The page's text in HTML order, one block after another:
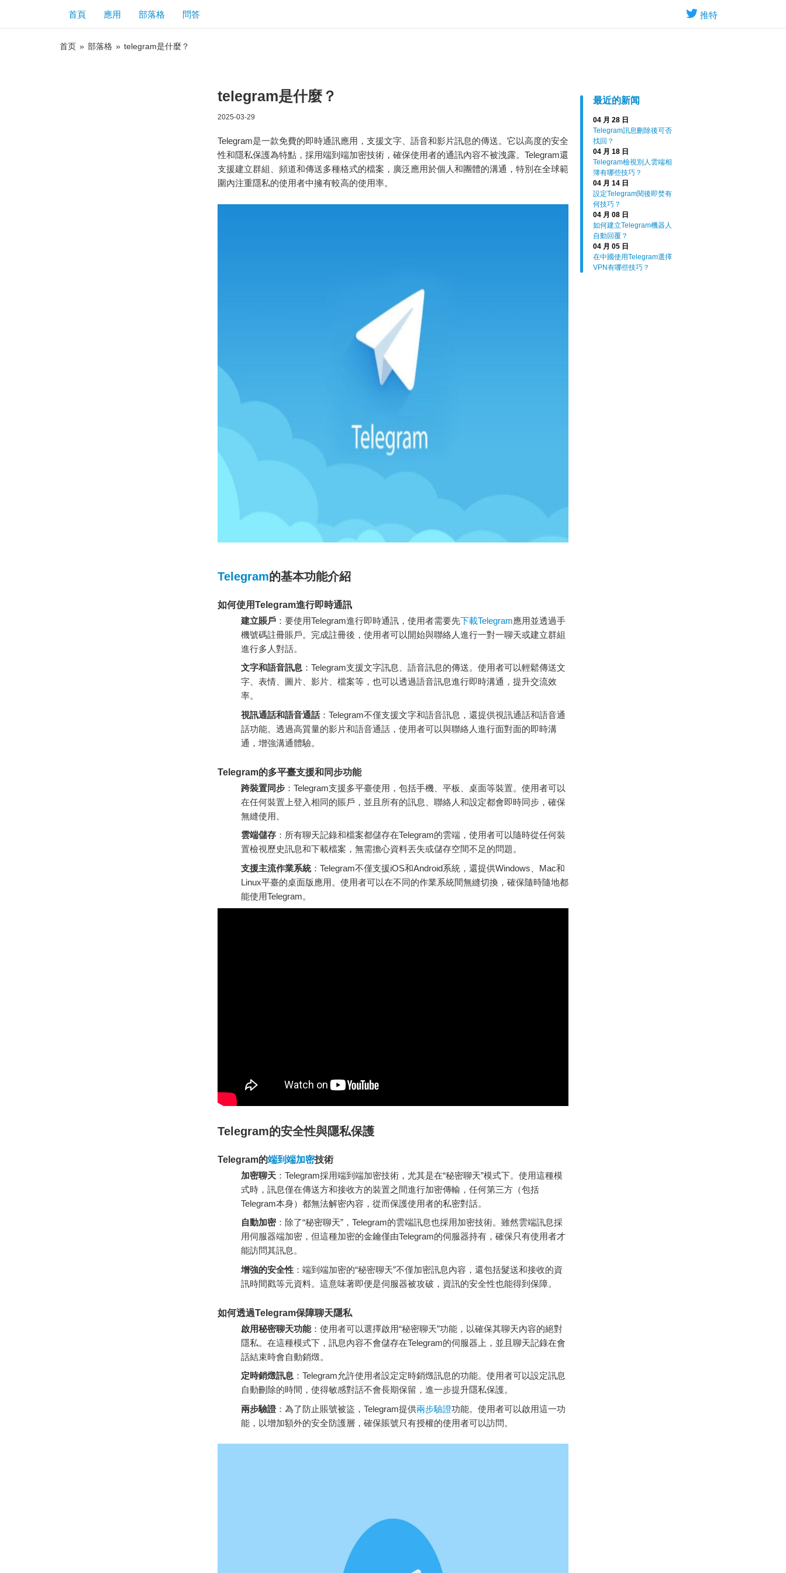
推特
首頁 應用 部落格 問答
首页 » 部落格 » telegram是什麼？
最近的新闻
04 月 28 日
Telegram訊息刪除後可否
找回？
04 月 18 日
Telegram檢視別人雲端相
簿有哪些技巧？
04 月 14 日
設定Telegram閱後即焚有
何技巧？
04 月 08 日
如何建立Telegram機器人
自動回覆？
04 月 05 日
在中國使用Telegram選擇
VPN有哪些技巧？
telegram是什麼？
2025-03-29
Telegram是一款免費的即時通訊應用，支援文字、語音和影片訊息的傳送。它以高度的安全
性和隱私保護為特點，採用端到端加密技術，確保使用者的通訊內容不被洩露。Telegram還
支援建立群組、頻道和傳送多種格式的檔案，廣泛應用於個人和團體的溝通，特別在全球範
圍內注重隱私的使用者中擁有較高的使用率。
Telegram的基本功能介紹
如何使用Telegram進行即時通訊
建立賬戶 ：要使用Telegram進行即時通訊，使用者需要先下載Telegram應用並透過手
機號碼註冊賬戶。完成註冊後，使用者可以開始與聯絡人進行一對一聊天或建立群組
進行多人對話。
文字和語音訊息 ：Telegram支援文字訊息、語音訊息的傳送。使用者可以輕鬆傳送文
字、表情、圖片、影片、檔案等，也可以透過語音訊息進行即時溝通，提升交流效
率。
視訊通話和語音通話：Telegram不僅支援文字和語音訊息，還提供視訊通話和語音通
話功能。透過高質量的影片和語音通話，使用者可以與聯絡人進行面對面的即時溝
通，增強溝通體驗。
Telegram的多平臺支援和同步功能
跨裝置同步 ：Telegram支援多平臺使用，包括手機、平板、桌面等裝置。使用者可以
在任何裝置上登入相同的賬戶，並且所有的訊息、聯絡人和設定都會即時同步，確保
無縫使用。
雲端儲存 ：所有聊天記錄和檔案都儲存在Telegram的雲端，使用者可以隨時從任何裝
置檢視歷史訊息和下載檔案，無需擔心資料丟失或儲存空間不足的問題。
支援主流作業系統：Telegram不僅支援iOS和Android系統，還提供Windows、Mac和
Linux平臺的桌面版應用。使用者可以在不同的作業系統間無縫切換，確保隨時隨地都
能使用Telegram。
Telegram的安全性與隱私保護
Telegram的端到端加密技術
加密聊天 ：Telegram採用端到端加密技術，尤其是在“秘密聊天”模式下。使用這種模
式時，訊息僅在傳送方和接收方的裝置之間進行加密傳輸，任何第三方（包括
Telegram本身）都無法解密內容，從而保護使用者的私密對話。
自動加密：除了“秘密聊天”，Telegram的雲端訊息也採用加密技術。雖然雲端訊息採
用伺服器端加密，但這種加密的金鑰僅由Telegram的伺服器持有，確保只有使用者才
能訪問其訊息。
增強的安全性 ：端到端加密的“秘密聊天”不僅加密訊息內容，還包括髮送和接收的資
訊時間戳等元資料。這意味著即便是伺服器被攻破，資訊的安全性也能得到保障。
如何透過Telegram保障聊天隱私
啟用秘密聊天功能：使用者可以選擇啟用“秘密聊天”功能，以確保其聊天內容的絕對
隱私。在這種模式下，訊息內容不會儲存在Telegram的伺服器上，並且聊天記錄在會
話結束時會自動銷燬。
定時銷燬訊息 ：Telegram允許使用者設定定時銷燬訊息的功能。使用者可以設定訊息
自動刪除的時間，使得敏感對話不會長期保留，進一步提升隱私保護。
兩步驗證 ：為了防止賬號被盜，Telegram提供兩步驗證功能。使用者可以啟用這一功
能，以增加額外的安全防護層，確保賬號只有授權的使用者可以訪問。